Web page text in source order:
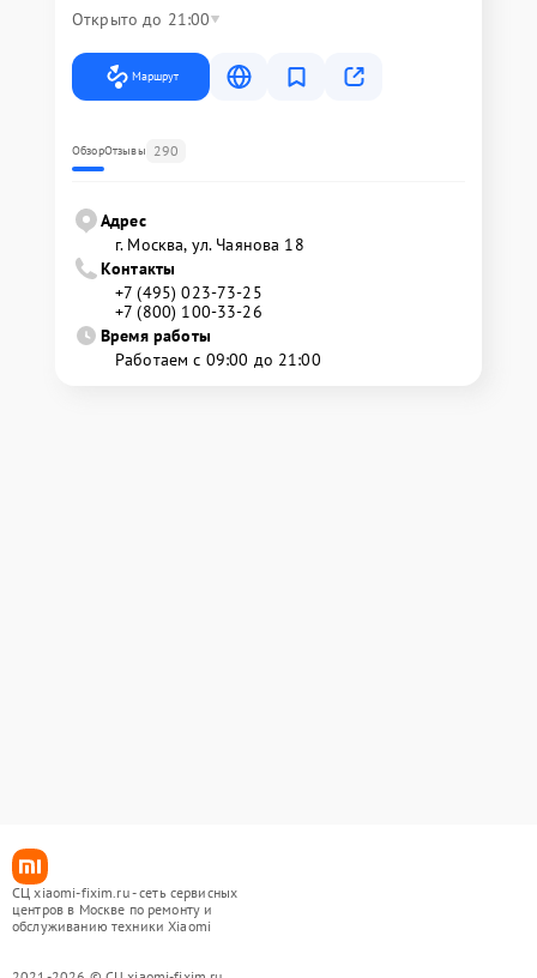
Открыто до 21:00
Маршрут
ОбзорОтзывы 290
Адрес
г. Москва, ул. Чаянова 18
Контакты
+7 (495) 023-73-25
+7 (800) 100-33-26
Время работы
Работаем с 09:00 до 21:00
СЦ xiaomi-fixim.ru - сеть сервисных
центров в Москве по ремонту и
обслуживанию техники Xiaomi